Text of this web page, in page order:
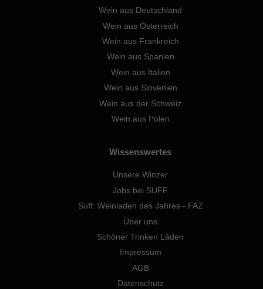
Wein aus Deutschland
Wein aus Österreich
Wein aus Frankreich
Wein aus Spanien
Wein aus Italien
Wein aus Slovenien
Wein aus der Schweiz
Wein aus Polen
Wissenswertes
Unsere Winzer
Jobs bei SUFF
Suff: Weinladen des Jahres - FAZ
Über uns
Schöner Trinken Läden
Impressum
AGB
Datenschutz